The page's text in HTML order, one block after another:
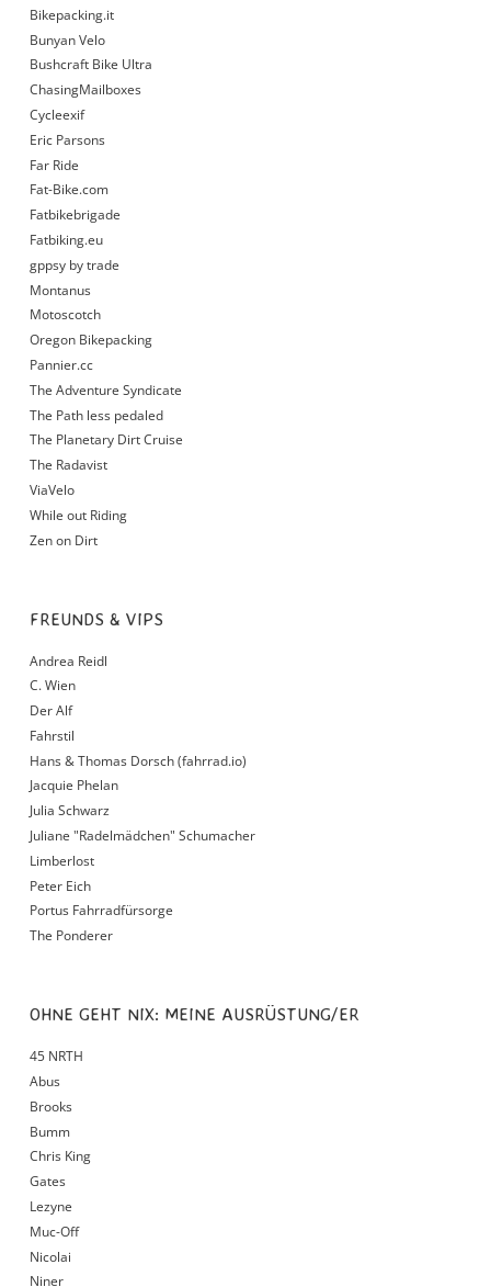
Bikepacking.it
Bunyan Velo
Bushcraft Bike Ultra
ChasingMailboxes
Cycleexif
Eric Parsons
Far Ride
Fat-Bike.com
Fatbikebrigade
Fatbiking.eu
gppsy by trade
Montanus
Motoscotch
Oregon Bikepacking
Pannier.cc
The Adventure Syndicate
The Path less pedaled
The Planetary Dirt Cruise
The Radavist
ViaVelo
While out Riding
Zen on Dirt
FREUNDS & VIPS
Andrea Reidl
C. Wien
Der Alf
Fahrstil
Hans & Thomas Dorsch (fahrrad.io)
Jacquie Phelan
Julia Schwarz
Juliane "Radelmädchen" Schumacher
Limberlost
Peter Eich
Portus Fahrradfürsorge
The Ponderer
OHNE GEHT NIX: MEINE AUSRÜSTUNG/ER
45 NRTH
Abus
Brooks
Bumm
Chris King
Gates
Lezyne
Muc-Off
Nicolai
Niner